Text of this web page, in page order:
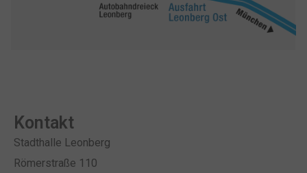
Kontakt
Stadthalle Leonberg
Römerstraße 110